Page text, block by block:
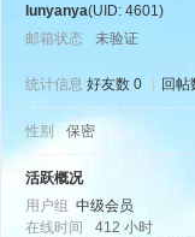
lunyanya(UID: 4601)
邮箱状态
未验证
统计信息 好友数 0 回帖
性别 保密
活跃概况
用户组 中级会员
在线时间
412 小时